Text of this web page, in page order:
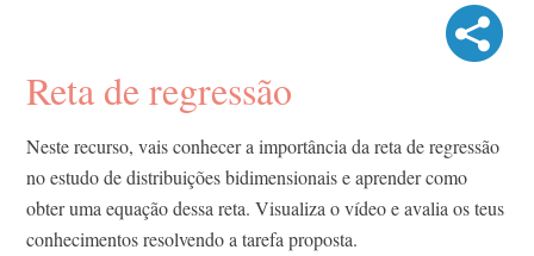
Reta de regressão
Neste recurso, vais conhecer a importância da reta de regressão
no estudo de distribuições bidimensionais e aprender como
obter uma equação dessa reta. Visualiza o vídeo e avalia os teus
conhecimentos resolvendo a tarefa proposta.